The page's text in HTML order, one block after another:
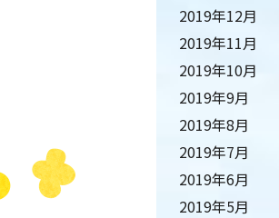
2019年12月
2019年11月
2019年10月
2019年9月
2019年8月
2019年7月
2019年6月
2019年5月